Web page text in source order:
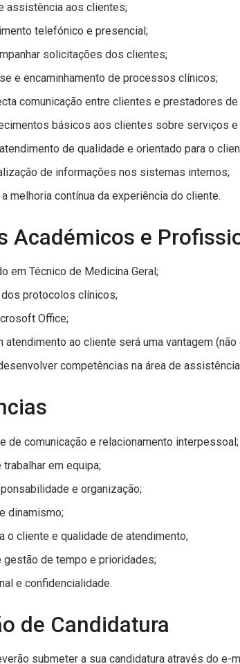
assistência aos clientes;
telefónico e presencial;
solicitações dos clientes;
e encaminhamento de processos clínicos;
comunicação entre clientes e prestadores
básicos aos clientes sobre serviços
de qualidade e orientado para o
de informações nos sistemas internos;
melhoria contínua da experiência do cliente.
Académicos e
em Técnico de Medicina Geral;
protocolos clínicos;
Office;
atendimento ao cliente será uma vantagem
competências na área de
de comunicação e relacionamento interpessoal;
trabalhar em equipa;
e organização;
dinamismo;
o cliente e qualidade de atendimento;
gestão de tempo e prioridades;
e confidencialidade.
de Candidatura
submeter a sua candidatura através do e-